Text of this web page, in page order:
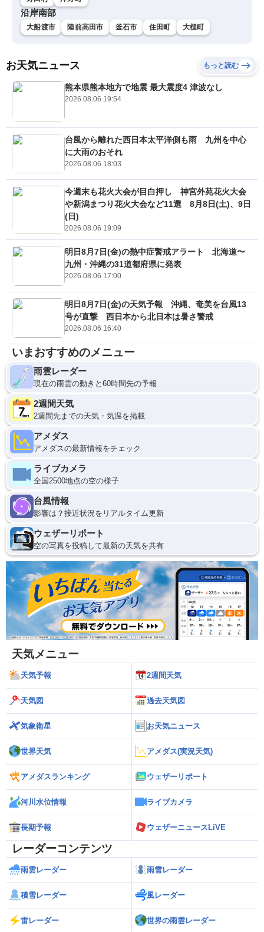
沿岸南部
大船渡市 陸前高田市 釜石市 住田町 大槌町
お天気ニュース もっと読む
熊本県熊本地方で地震 最大震度4 津波なし
2026.08.06 19:54
台風から離れた西日本太平洋側も雨 九州を中心
に大雨のおそれ
2026.08.06 18:03
今週末も花火大会が目白押し 神宮外苑花火大会
や新潟まつり花火大会など11選 8月8日(土)、9日
(日)
2026.08.06 19:09
明日8月7日(金)の熱中症警戒アラート 北海道〜
九州・沖縄の31道都府県に発表
2026.08.06 17:00
明日8月7日(金)の天気予報 沖縄、奄美を台風13
号が直撃 西日本から北日本は暑さ警戒
2026.08.06 16:40
いまおすすめのメニュー
雨雲レーダー
現在の雨雲の動きと60時間先の予報
2週間天気
2週間先までの天気・気温を掲載
アメダス
アメダスの最新情報をチェック
ライブカメラ
全国2500地点の空の様子
台風情報
影響は？接近状況をリアルタイム更新
ウェザーリポート
空の写真を投稿して最新の天気を共有
天気メニュー
天気予報 2週間天気
天気図 過去天気図
気象衛星 お天気ニュース
世界天気 アメダス(実況天気)
アメダスランキング ウェザーリポート
河川水位情報 ライブカメラ
長期予報 ウェザーニュースLiVE
レーダーコンテンツ
雨雲レーダー 雨雪レーダー
積雪レーダー 風レーダー
雷レーダー 世界の雨雲レーダー